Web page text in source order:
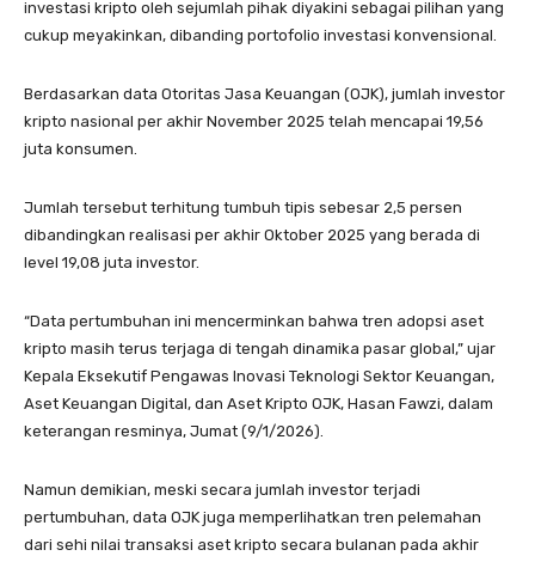
investasi kripto oleh sejumlah pihak diyakini sebagai pilihan yang
cukup meyakinkan, dibanding portofolio investasi konvensional.
Berdasarkan data Otoritas Jasa Keuangan (OJK), jumlah investor
kripto nasional per akhir November 2025 telah mencapai 19,56
juta konsumen.
Jumlah tersebut terhitung tumbuh tipis sebesar 2,5 persen
dibandingkan realisasi per akhir Oktober 2025 yang berada di
level 19,08 juta investor.
“Data pertumbuhan ini mencerminkan bahwa tren adopsi aset
kripto masih terus terjaga di tengah dinamika pasar global,” ujar
Kepala Eksekutif Pengawas Inovasi Teknologi Sektor Keuangan,
Aset Keuangan Digital, dan Aset Kripto OJK, Hasan Fawzi, dalam
keterangan resminya, Jumat (9/1/2026).
Namun demikian, meski secara jumlah investor terjadi
pertumbuhan, data OJK juga memperlihatkan tren pelemahan
dari sehi nilai transaksi aset kripto secara bulanan pada akhir